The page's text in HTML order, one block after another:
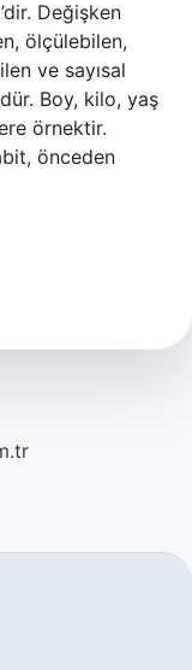
Değişken
ölçülebilen,
ve sayısal
Boy, kilo, yaş
örnektir.
önceden